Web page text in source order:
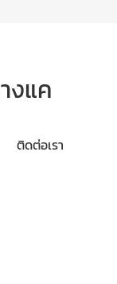
งแค
ติดต่อเรา